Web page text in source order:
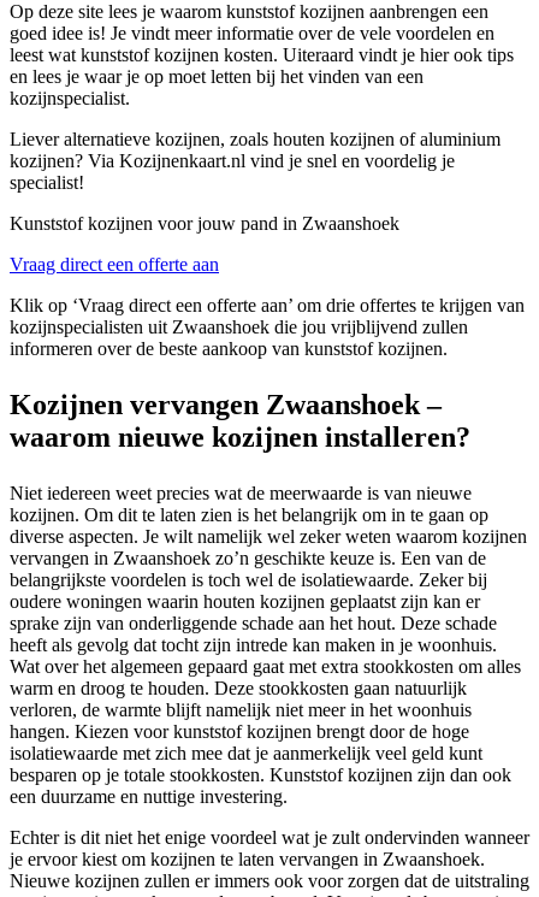
Op deze site lees je waarom kunststof kozijnen aanbrengen een
goed idee is! Je vindt meer informatie over de vele voordelen en
leest wat kunststof kozijnen kosten. Uiteraard vindt je hier ook tips
en lees je waar je op moet letten bij het vinden van een
kozijnspecialist.
Liever alternatieve kozijnen, zoals houten kozijnen of aluminium
kozijnen? Via Kozijnenkaart.nl vind je snel en voordelig je
specialist!
Kunststof kozijnen voor jouw pand in Zwaanshoek
Vraag direct een offerte aan
Klik op ‘Vraag direct een offerte aan’ om drie offertes te krijgen van
kozijnspecialisten uit Zwaanshoek die jou vrijblijvend zullen
informeren over de beste aankoop van kunststof kozijnen.
Kozijnen vervangen Zwaanshoek –
waarom nieuwe kozijnen installeren?
Niet iedereen weet precies wat de meerwaarde is van nieuwe
kozijnen. Om dit te laten zien is het belangrijk om in te gaan op
diverse aspecten. Je wilt namelijk wel zeker weten waarom kozijnen
vervangen in Zwaanshoek zo’n geschikte keuze is. Een van de
belangrijkste voordelen is toch wel de isolatiewaarde. Zeker bij
oudere woningen waarin houten kozijnen geplaatst zijn kan er
sprake zijn van onderliggende schade aan het hout. Deze schade
heeft als gevolg dat tocht zijn intrede kan maken in je woonhuis.
Wat over het algemeen gepaard gaat met extra stookkosten om alles
warm en droog te houden. Deze stookkosten gaan natuurlijk
verloren, de warmte blijft namelijk niet meer in het woonhuis
hangen. Kiezen voor kunststof kozijnen brengt door de hoge
isolatiewaarde met zich mee dat je aanmerkelijk veel geld kunt
besparen op je totale stookkosten. Kunststof kozijnen zijn dan ook
een duurzame en nuttige investering.
Echter is dit niet het enige voordeel wat je zult ondervinden wanneer
je ervoor kiest om kozijnen te laten vervangen in Zwaanshoek.
Nieuwe kozijnen zullen er immers ook voor zorgen dat de uitstraling